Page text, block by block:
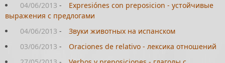
04/06/2013 -
Expresiónes con preposicion - устойчивые
выражения с предлогами
04/06/2013 -
Звуки животных на испанском
03/06/2013 -
Oraciones de relativo - лексика отношений